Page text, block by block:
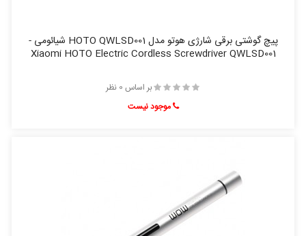
پیچ گوشتی برقی شارژی هوتو مدل HOTO QWLSD001 شیائومی -
Xiaomi HOTO Electric Cordless Screwdriver QWLSD001
بر اساس 0 نظر
موجود نیست